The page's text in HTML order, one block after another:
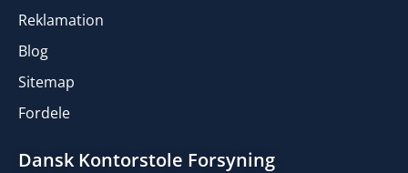
Reklamation
Blog
Sitemap
Fordele
Dansk Kontorstole Forsyning